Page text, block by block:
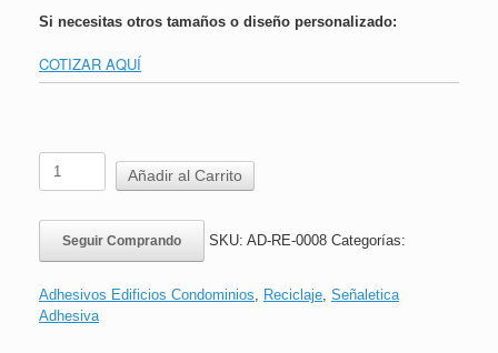
Si necesitas otros tamaños o diseño personalizado:
COTIZAR AQUÍ
Adhesivo
Reciclaje
|
16x24cm
cantidad
Añadir al Carrito
Seguir Comprando SKU: AD-RE-0008 Categorías:
Adhesivos Edificios Condominios Reciclaje Señaletica
Adhesiva